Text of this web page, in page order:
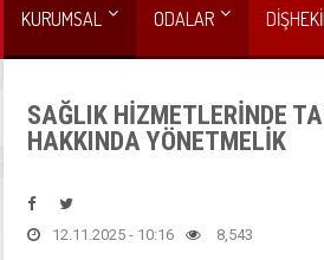
KURUMSAL ODALAR
SAĞLIK HİZMETLERİNDE
HAKKINDA YÖNETMELİK
12.11.2025 - 10:16 8,543